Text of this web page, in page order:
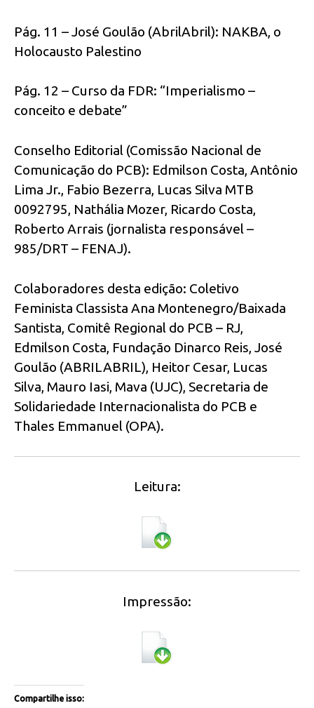
Pág. 11 – José Goulão (AbrilAbril): NAKBA, o
Holocausto Palestino
Pág. 12 – Curso da FDR: “Imperialismo –
conceito e debate”
Conselho Editorial (Comissão Nacional de
Comunicação do PCB): Edmilson Costa, Antônio
Lima Jr., Fabio Bezerra, Lucas Silva MTB
0092795, Nathália Mozer, Ricardo Costa,
Roberto Arrais (jornalista responsável –
985/DRT – FENAJ).
Colaboradores desta edição: Coletivo
Feminista Classista Ana Montenegro/Baixada
Santista, Comitê Regional do PCB – RJ,
Edmilson Costa, Fundação Dinarco Reis, José
Goulão (ABRILABRIL), Heitor Cesar, Lucas
Silva, Mauro Iasi, Mava (UJC), Secretaria de
Solidariedade Internacionalista do PCB e
Thales Emmanuel (OPA).
Leitura:
Impressão:
Compartilhe isso: